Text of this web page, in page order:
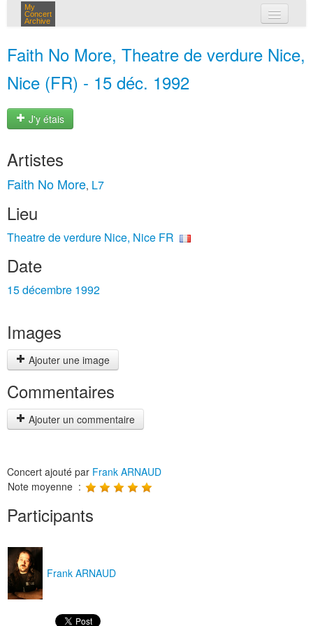
My
Concert
Archive
Faith No More, Theatre de verdure Nice,
Nice (FR) - 15 déc. 1992
J'y étais
Artistes
Faith No More, L7
Lieu
Theatre de verdure Nice, Nice FR
Date
15 décembre 1992
Images
Ajouter une image
Commentaires
Ajouter un commentaire
Concert ajouté par Frank ARNAUD
Note moyenne :
Participants
Frank ARNAUD